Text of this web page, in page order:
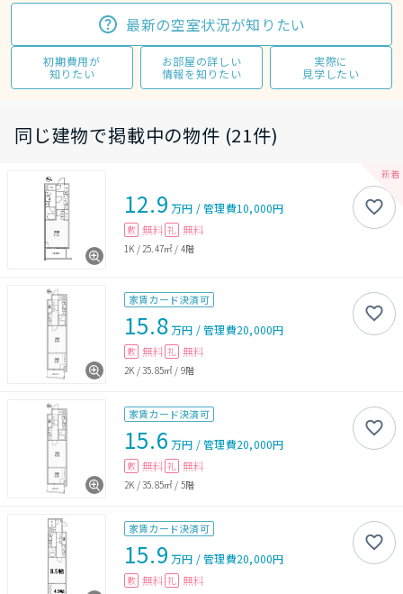
最新の空室状況が知りたい
初期費用が
知りたい
お部屋の詳しい
情報を知りたい
実際に
見学したい
同じ建物で掲載中の物件 (21件)
12.9 万円 /管理費10,000円
敷 無料 礼 無料
1K / 25.47㎡ / 4階
家賃カード決済可
15.8万円 /管理費20,000円
敷 無料 礼 無料
2K /35.85㎡ / 9階
家賃カード決済可
15.6 万円 /管理費20,000円
敷 無料 礼 無料
2K /35.85㎡ / 5階
家賃カード決済可
15.9 万円 /管理費20,000円
敷 無料 礼 無料